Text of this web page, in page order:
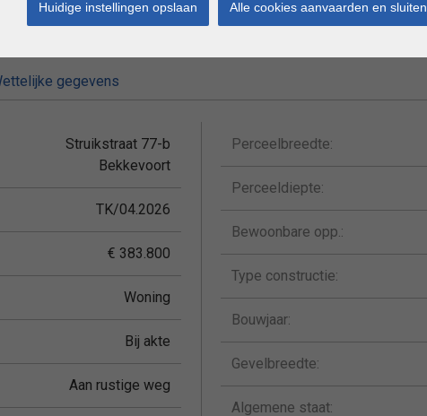
gegevens
Struikstraat 77-b
Bekkevoort
TK/04.2026
€ 383.800
Woning
Bij akte
Aan rustige weg
Perceelbreedte:
Perceeldiepte:
Bewoonbare opp.:
Type constructie:
Bouwjaar:
Gevelbreedte:
Algemene staat:
Huidige instellingen opslaan Alle cookies aanvaarden en sluiten